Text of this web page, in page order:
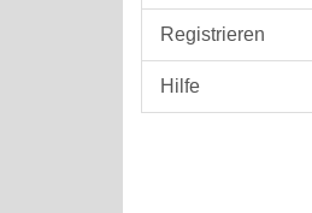
Registrieren
Hilfe